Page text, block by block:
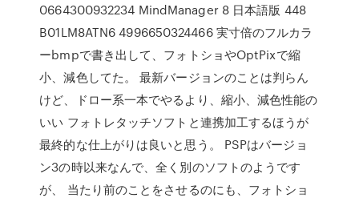
0664300932234 MindManager 8 日本語版 448
B01LM8ATN6 4996650324466 実寸倍のフルカラ
ーbmpで書き出して、フォトショやOptPixで縮
小、減色してた。 最新バージョンのことは判らん
けど、ドロー系一本でやるより、縮小、減色性能の
いい フォトレタッチソフトと連携加工するほうが
最終的な仕上がりは良いと思う。 PSPはバージョ
ン3の時以来なんで、全く別のソフトのようです
が、 当たり前のことをさせるのにも、フォトショ